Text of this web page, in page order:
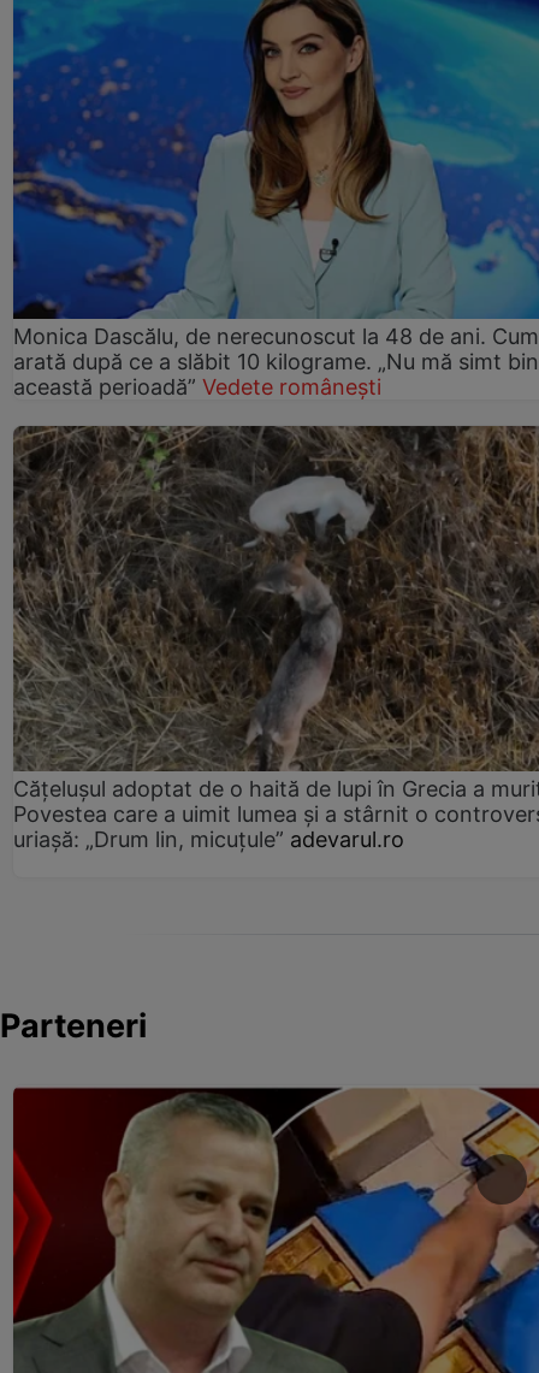
Monica Dascălu, de nerecunoscut la 48 de ani. Cum
arată după ce a slăbit 10 kilograme. „Nu mă simt
această perioadă” Vedete românești
Cățelușul adoptat de o haită de lupi în Grecia a
Povestea care a uimit lumea și a stârnit o
uriașă: „Drum lin, micuțule” adevarul.ro
Parteneri